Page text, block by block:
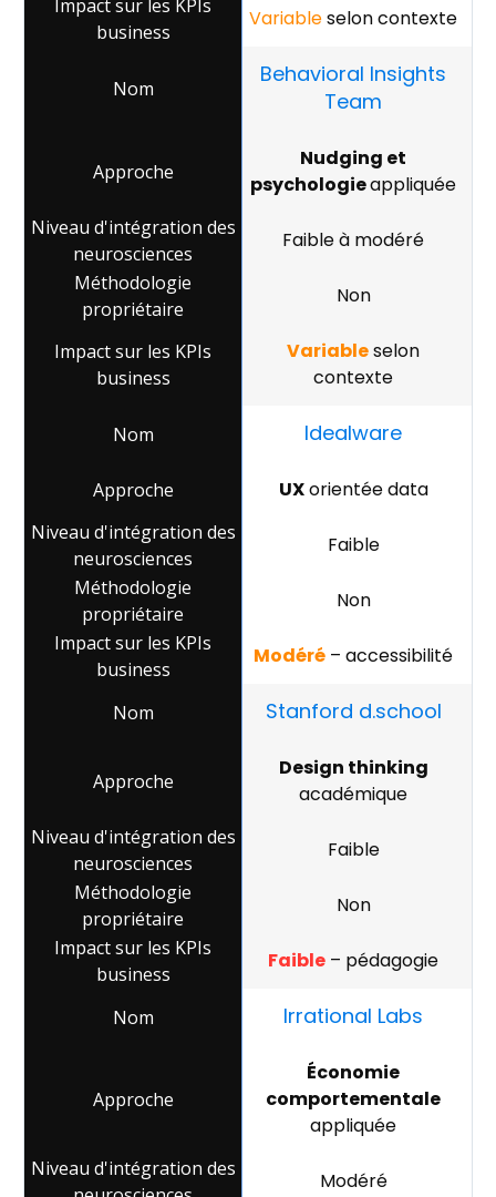
Variableselon contexte
Behavioral Insights
Team
Nudging et
psychologieappliquée
Faible à modéré
Non
Variableselon
contexte
Idealware
UXorientée data
Faible
Non
Modéré – accessibilité
Stanford d.school
Design thinking
académique
Faible
Non
Faible – pédagogie
Irrational Labs
Économie
comportementale
appliquée
Modéré